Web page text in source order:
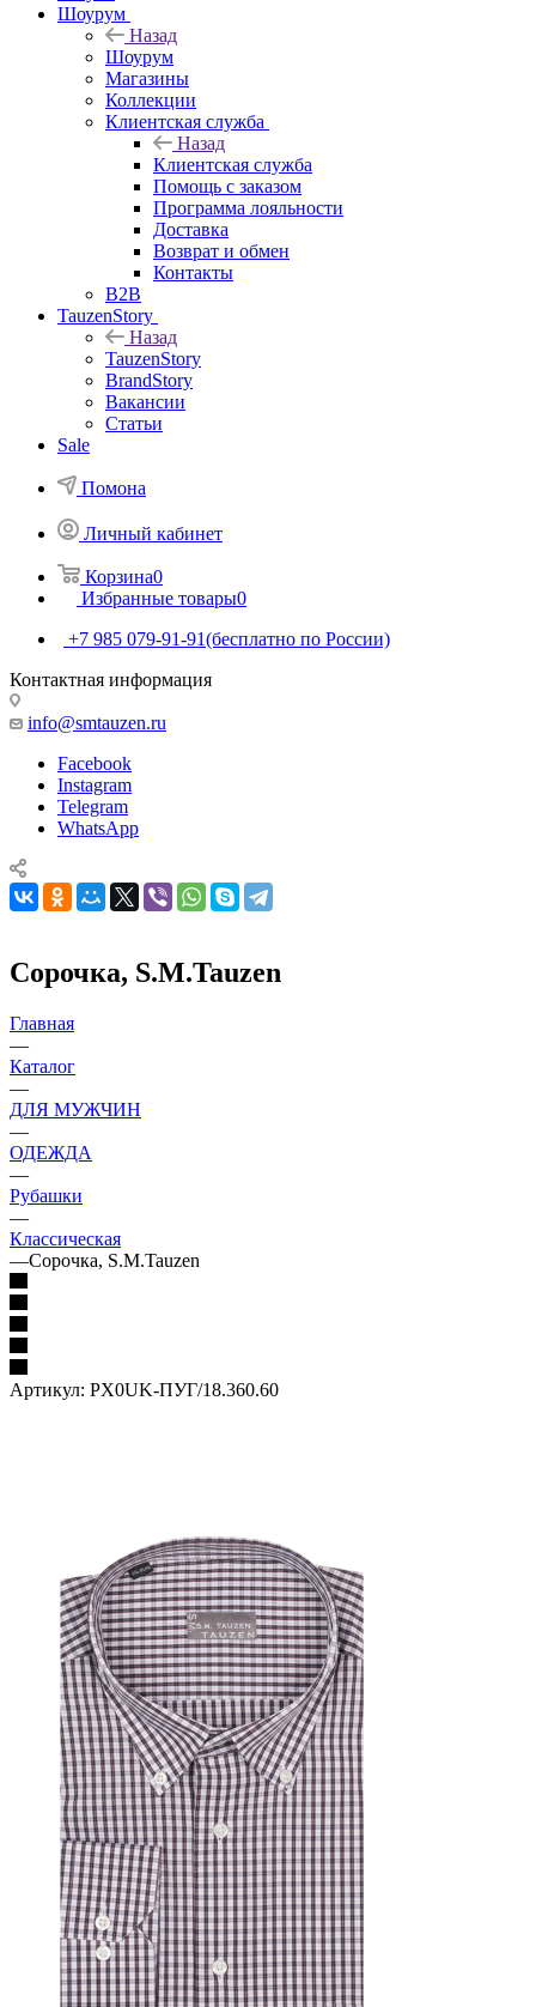
Шоурум
Назад
Шоурум
Магазины
Коллекции
Клиентская служба
Назад
Клиентская служба
Помощь с заказом
Программа лояльности
Доставка
Возврат и обмен
Контакты
B2B
TauzenStory
Назад
TauzenStory
BrandStory
Вакансии
Статьи
Sale
Помона
Личный кабинет
Корзина0
Избранные товары0
+7 985 079-91-91(бесплатно по России)
Контактная информация
info@smtauzen.ru
Facebook
Instagram
Telegram
WhatsApp
Сорочка, S.M.Tauzen
Главная
—
Каталог
—
ДЛЯ МУЖЧИН
—
ОДЕЖДА
—
Рубашки
—
Классическая
—Сорочка, S.M.Tauzen
Артикул: PX0UK-ПУГ/18.360.60